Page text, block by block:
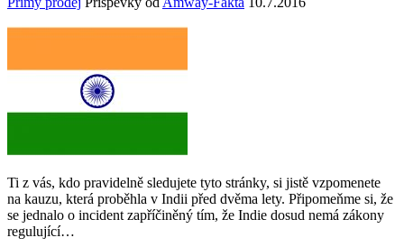
Ti z vás, kdo pravidelně sledujete tyto stránky, si jistě vzpomenete
na kauzu, která proběhla v Indii před dvěma lety. Připomeňme si, že
se jednalo o incident zapříčiněný tím, že Indie dosud nemá zákony
regulující…